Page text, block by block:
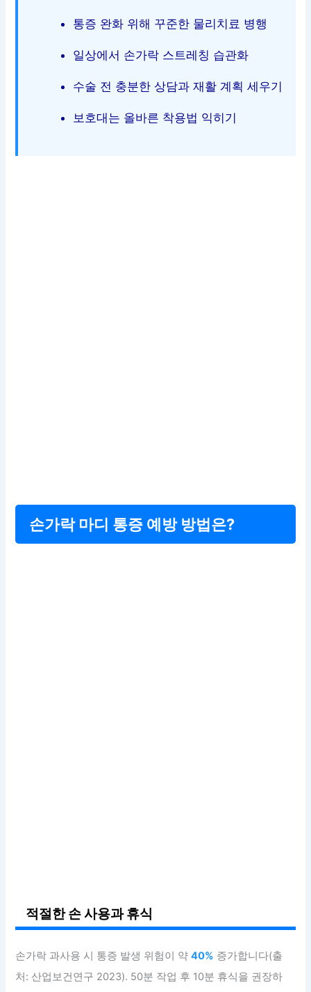
통증 완화 위해 꾸준한 물리치료 병행
일상에서 손가락 스트레칭 습관화
수술 전 충분한 상담과 재활 계획 세우기
보호대는 올바른 착용법 익히기
손가락 마디 통증 예방 방법은?
적절한 손 사용과 휴식
손가락 과사용 시 통증 발생 위험이 약40% 증가합니다(출
처: 산업보건연구 2023). 50분 작업 후 10분 휴식을 권장하